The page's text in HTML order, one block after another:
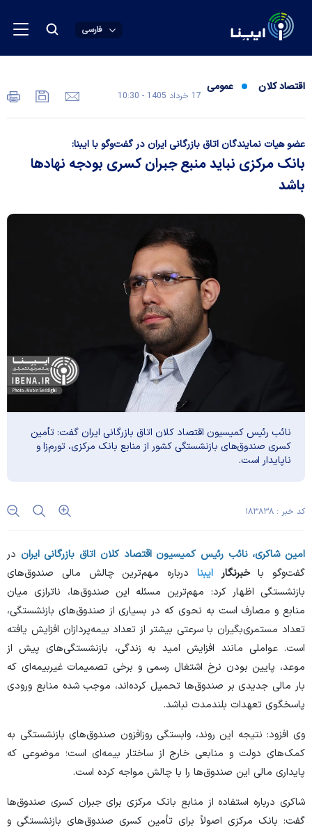
فارسی
اقتصاد کلان عمومی
17 خرداد 1405 - 10:30
عضو هیات نمایندگان اتاق بازرگانی ایران در گفت‌و‌گو با ایبنا:
بانک مرکزی نباید منبع جبران کسری بودجه نهادها
باشد
نائب رئیس کمیسیون اقتصاد کلان اتاق بازرگانی ایران گفت: تأمین
کسری صندوق‌های بازنشستگی کشور از منابع بانک مرکزی، تورم‌زا و
ناپایدار است.
کد خبر : ۱۸۳۸۳۸
امین شاکری، نائب رئیس کمیسیون اقتصاد کلان اتاق بازرگانی ایران در
گفت‌وگو باخبرنگارایبنا درباره مهم‌ترین چالش مالی صندوق‌های
بازنشستگی اظهار کرد: مهم‌ترین مسئله این صندوق‌ها، ناترازی میان
منابع و مصارف است به نحوی که در بسیاری از صندوق‌های بازنشستگی،
تعداد مستمری‌بگیران با سرعتی بیشتر از تعداد بیمه‌پردازان افزایش یافته
است. عواملی مانند افزایش امید به زندگی، بازنشستگی‌های پیش از
موعد، پایین بودن نرخ اشتغال رسمی و برخی تصمیمات غیر‌بیمه‌ای که
بار مالی جدیدی بر صندوق‌ها تحمیل کرده‌اند، موجب شده منابع ورودی
پاسخگوی تعهدات بلندمدت نباشد.
وی افزود: نتیجه این روند، وابستگی روزافزون صندوق‌‌های بازنشستگی به
کمک‌های دولت و منابعی خارج از ساختار بیمه‌ای است؛ موضوعی که
پایداری مالی این صندوق‌ها را با چالش مواجه کرده است.
شاکری درباره استفاده از منابع بانک مرکزی برای جبران کسری صندوق‌ها
گفت: بانک مرکزی اصولاً برای تأمین کسری صندوق‌‌های بازنشستگی و